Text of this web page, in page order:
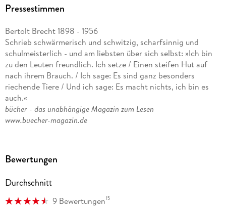
Reinhardts Deutschem Theater in Berlin. 1933 verließ Brecht
Prag, Wien und Zürich nach Dänemark, später nach
Schweden, Finnland und in die USA. Neben Dramen schrieb
Brecht auch Beiträge für mehrere Emigrantenzeitschriften in
Prag, Paris und Amsterdam. 1948 kehrte er aus dem Exil nach
Berlin zurück, wo er bis zu seinem Tod als Autor und
Regisseur tätig war.
Pressestimmen
Bertolt Brecht 1898 - 1956
Schrieb schwärmerisch und schwitzig, scharfsinnig und
schulmeisterlich - und am liebsten über sich selbst: »Ich bin
zu den Leuten freundlich. Ich setze / Einen steifen Hut auf
nach ihrem Brauch. / Ich sage: Es sind ganz besonders
riechende Tiere / Und ich sage: Es macht nichts, ich bin es
auch.«
bücher - das unabhängige Magazin zum Lesen
www.buecher-magazin.de
Bewertungen
Durchschnitt
9 Bewertungen15